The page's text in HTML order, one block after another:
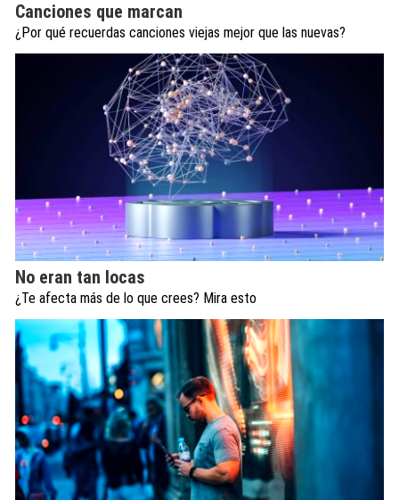
Canciones que marcan
¿Por qué recuerdas canciones viejas mejor que las nuevas?
No eran tan locas
¿Te afecta más de lo que crees? Mira esto